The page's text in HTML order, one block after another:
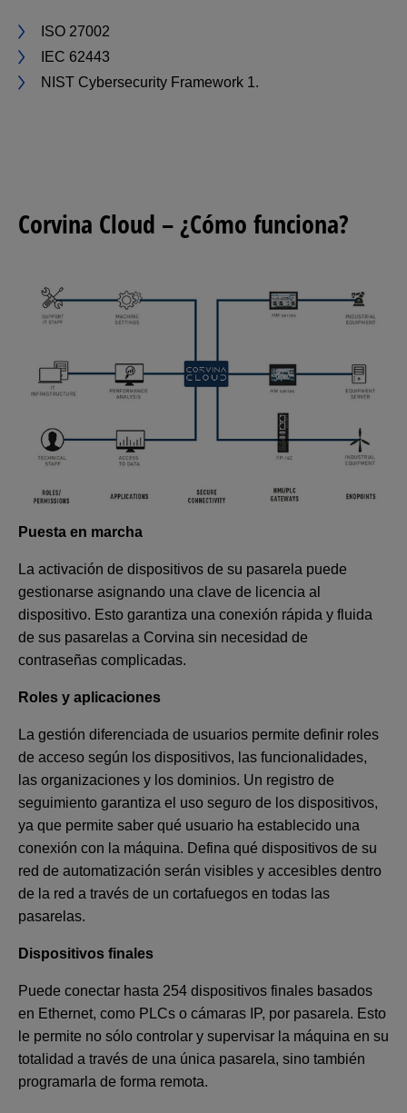
ISO 27002
IEC 62443
NIST Cybersecurity Framework 1.
Corvina Cloud – ¿Cómo funciona?
Puesta en marcha
La activación de dispositivos de su pasarela puede
gestionarse asignando una clave de licencia al
dispositivo. Esto garantiza una conexión rápida y fluida
de sus pasarelas a Corvina sin necesidad de
contraseñas complicadas.
Roles y aplicaciones
La gestión diferenciada de usuarios permite definir roles
de acceso según los dispositivos, las funcionalidades,
las organizaciones y los dominios. Un registro de
seguimiento garantiza el uso seguro de los dispositivos,
ya que permite saber qué usuario ha establecido una
conexión con la máquina. Defina qué dispositivos de su
red de automatización serán visibles y accesibles dentro
de la red a través de un cortafuegos en todas las
pasarelas.
Dispositivos finales
Puede conectar hasta 254 dispositivos finales basados
en Ethernet, como PLCs o cámaras IP, por pasarela. Esto
le permite no sólo controlar y supervisar la máquina en su
totalidad a través de una única pasarela, sino también
programarla de forma remota.